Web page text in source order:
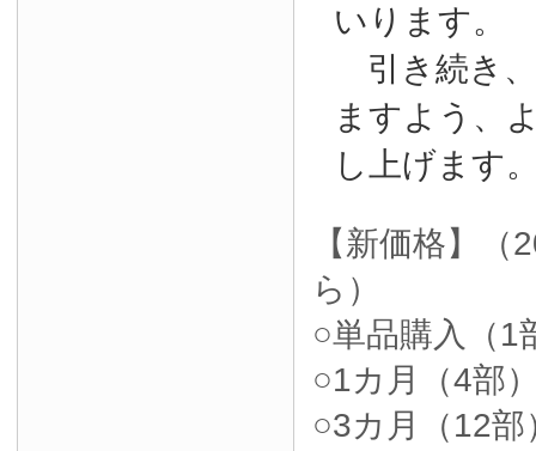
いります。
引き続き
ますよう、
し上げます
【新価格】
ら）
○単品購入（1
○1カ月（4部
○3カ月（12